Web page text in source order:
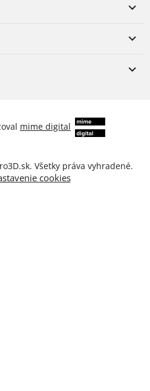
mime digital
. Všetky práva vyhradené.
cookies